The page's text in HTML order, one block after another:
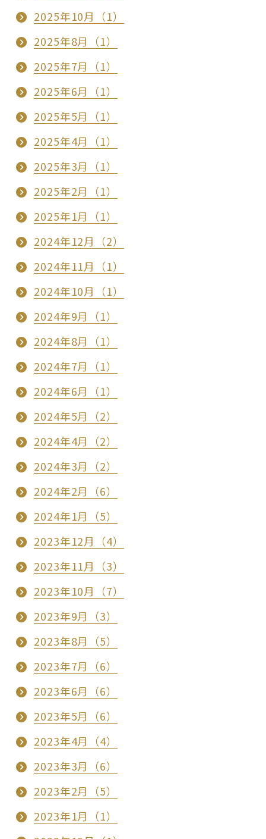
2025年10月（1）
2025年8月（1）
2025年7月（1）
2025年6月（1）
2025年5月（1）
2025年4月（1）
2025年3月（1）
2025年2月（1）
2025年1月（1）
2024年12月（2）
2024年11月（1）
2024年10月（1）
2024年9月（1）
2024年8月（1）
2024年7月（1）
2024年6月（1）
2024年5月（2）
2024年4月（2）
2024年3月（2）
2024年2月（6）
2024年1月（5）
2023年12月（4）
2023年11月（3）
2023年10月（7）
2023年9月（3）
2023年8月（5）
2023年7月（6）
2023年6月（6）
2023年5月（6）
2023年4月（4）
2023年3月（6）
2023年2月（5）
2023年1月（1）